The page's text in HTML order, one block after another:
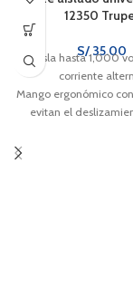
12350
S/35.00
Aísla hasta 1,000
corriente
Mango ergonómico
evitan el